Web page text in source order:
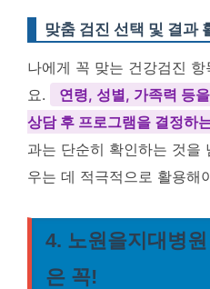
맞춤 검진 선택 및 결과
나에게 꼭 맞는 건강검진
요.
연령, 성별, 가족력 등
상담 후 프로그램을 결정하
과는 단순히 확인하는 것을
우는 데 적극적으로 활용해
4. 노원을지대병
은 꼭!